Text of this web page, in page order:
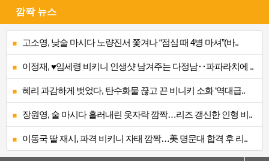
깜짝 뉴스
고소영, 낮술 마시다 노량진서 쫓겨나 “점심 때 4병 마셔”(바..
이정재, ♥임세령 비키니 인생샷 남겨주는 다정남‥파파라치에 ..
혜리 과감하게 벗었다, 탄수화물 끊고 끈 비니키 소화 ‘역대급..
장원영, 술 마시다 흘러내린 옷자락 깜짝…리즈 갱신한 인형 비..
이동국 딸 재시, 파격 비키니 자태 깜짝…美 명문대 합격 후 리..